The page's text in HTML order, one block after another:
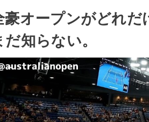
豪オープンがどれだ
だ知らない。